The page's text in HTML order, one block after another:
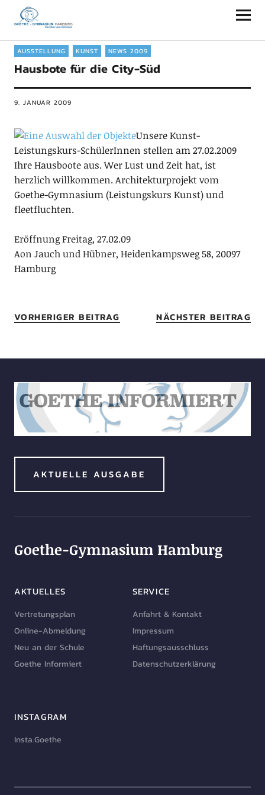
Goethe-Gymnasium Hamburg
AUSSTELLUNG KUNST NEWS 2009
Hausbote für die City-Süd
9. JANUAR 2009
Unsere Kunst-
Leistungskurs-SchülerInnen stellen am 27.02.2009
Ihre Hausboote aus. Wer Lust und Zeit hat, ist
herzlich willkommen. Architekturprojekt vom
Goethe-Gymnasium (Leistungskurs Kunst) und
fleetfluchten.
Eröffnung Freitag, 27.02.09
Aon Jauch und Hübner, Heidenkampsweg 58, 20097
Hamburg
VORHERIGER BEITRAG NÄCHSTER BEITRAG
AKTUELLE AUSGABE
Goethe-Gymnasium Hamburg
AKTUELLES
Vertretungsplan
Online-Abmeldung
Neu an der Schule
Goethe Informiert
SERVICE
Anfahrt & Kontakt
Impressum
Haftungsausschluss
Datenschutzerklärung
INSTAGRAM
Insta.Goethe